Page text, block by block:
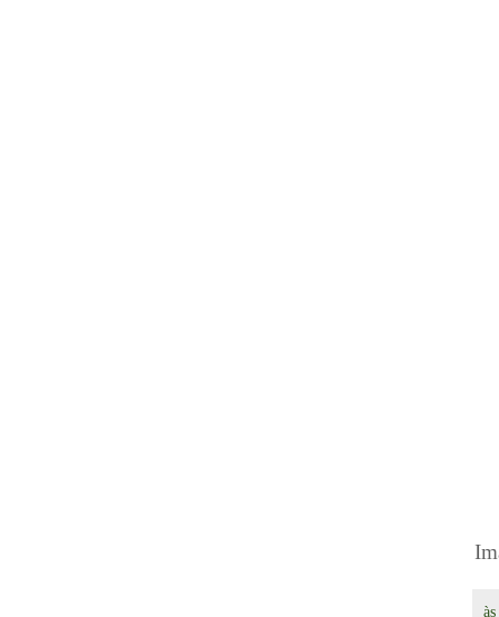
às